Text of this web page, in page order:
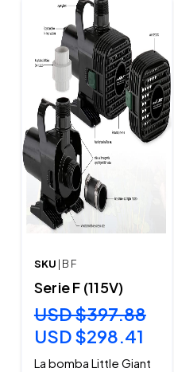
SKU | B F
Serie F (115V)
USD $397.88
USD $298.41
La bomba Little Giant